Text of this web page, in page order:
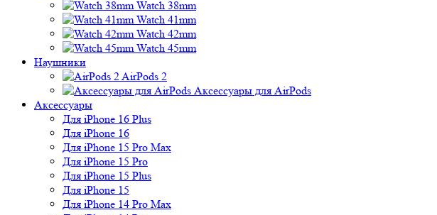
Watch 38mm
Watch 41mm
Watch 42mm
Watch 45mm
Наушники
AirPods 2
Аксессуары для AirPods
Аксессуары
Для iPhone 16 Plus
Для iPhone 16
Для iPhone 15 Pro Max
Для iPhone 15 Pro
Для iPhone 15 Plus
Для iPhone 15
Для iPhone 14 Pro Max